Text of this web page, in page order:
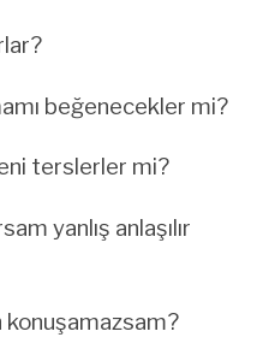
beğenecekler mi?
terslerler mi?
yanlış anlaşılır
konuşamazsam?